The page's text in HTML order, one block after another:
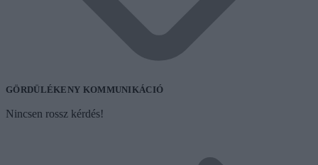
GÖRDÜLÉKENY KOMMUNIKÁCIÓ
Nincsen rossz kérdés!